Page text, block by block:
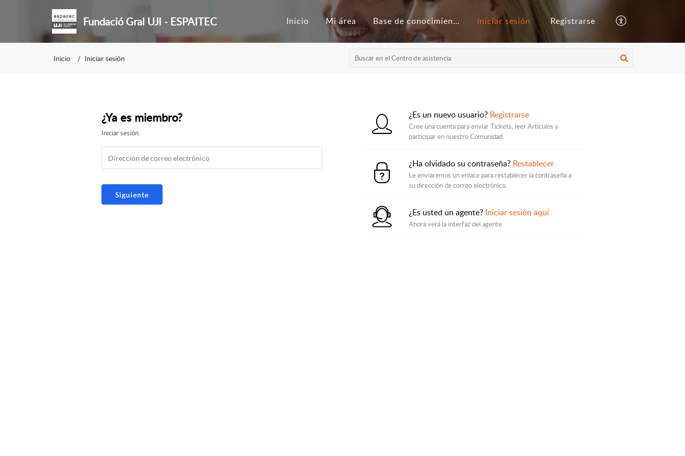
Fundació Gral UJI - ESPAITEC Inicio Mi área Base de conocimientos Iniciar sesión Registrarse
Inicio Iniciar sesión
¿Ya es miembro?
Iniciar sesión
¿Es un nuevo usuario? Registrarse
Cree una cuenta para enviar Tickets, leer Artículos y
participar en nuestro Comunidad.
¿Ha olvidado su contraseña? Restablecer
Le enviaremos un enlace para restablecer la contraseña a
su dirección de correo electrónico.
¿Es usted un agente? Iniciar sesión aquí
Ahora verá la interfaz del agente.